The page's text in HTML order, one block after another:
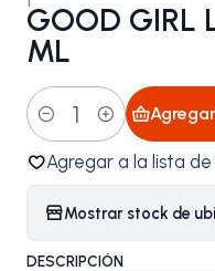
GOOD GIRL
ML
Cantidad
Agregar a la lista
Mostrar stock de
DESCRIPCIÓN